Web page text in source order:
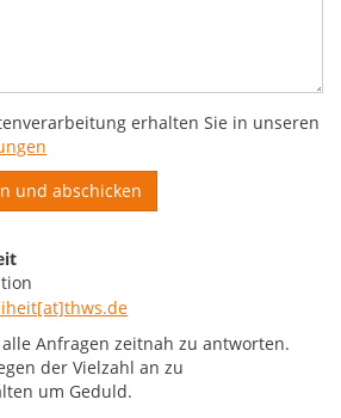
erhalten Sie in unseren
alle Anfragen zeitnah zu antworten.
der Vielzahl an zu
um Geduld.